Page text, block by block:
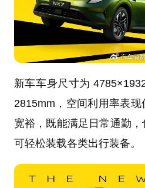
新车车身尺寸为
2815mm，空间利用率表
宽裕，既能满足日常通勤，
可轻松装载各类出行装备。